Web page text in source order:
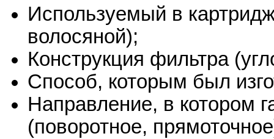
Используемый в
волосяной);
Конструкция фильтра
Способ, которым был
Направление, в котором
(поворотное,